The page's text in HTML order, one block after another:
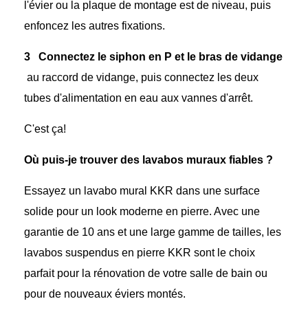
l'évier ou la plaque de montage est de niveau, puis
enfoncez les autres fixations.
3
Connectez le siphon en P et le bras de vidange
au raccord de vidange, puis connectez les deux
tubes d'alimentation en eau aux vannes d'arrêt.
C'est ça!
Où puis-je trouver des lavabos muraux fiables ?
Essayez un lavabo mural KKR dans une surface
solide pour un look moderne en pierre. Avec une
garantie de 10 ans et une large gamme de tailles, les
lavabos suspendus en pierre KKR sont le choix
parfait pour la rénovation de votre salle de bain ou
pour de nouveaux éviers montés.